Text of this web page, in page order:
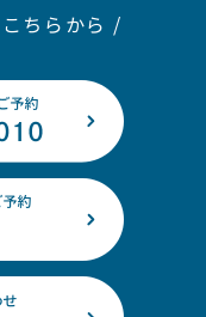
ちらから /